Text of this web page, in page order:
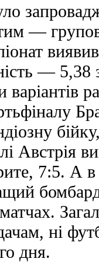
—
—
Австрія
7:5. А
ні
дня.